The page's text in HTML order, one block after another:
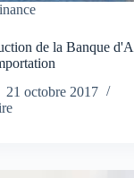
de la Banque
21 octobre 2017